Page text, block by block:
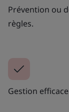
Prévention ou
règles.
Gestion